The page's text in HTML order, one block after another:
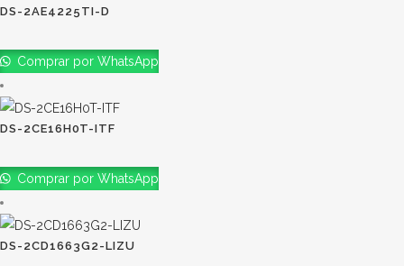
DS-2AE4225TI-D
Comprar por WhatsApp
DS-2CE16H0T-ITF
Comprar por WhatsApp
DS-2CD1663G2-LIZU